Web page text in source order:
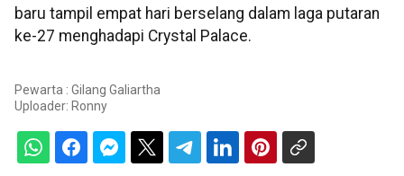
baru tampil empat hari berselang dalam laga putaran
ke-27 menghadapi Crystal Palace.
Pewarta : Gilang Galiartha
Uploader: Ronny